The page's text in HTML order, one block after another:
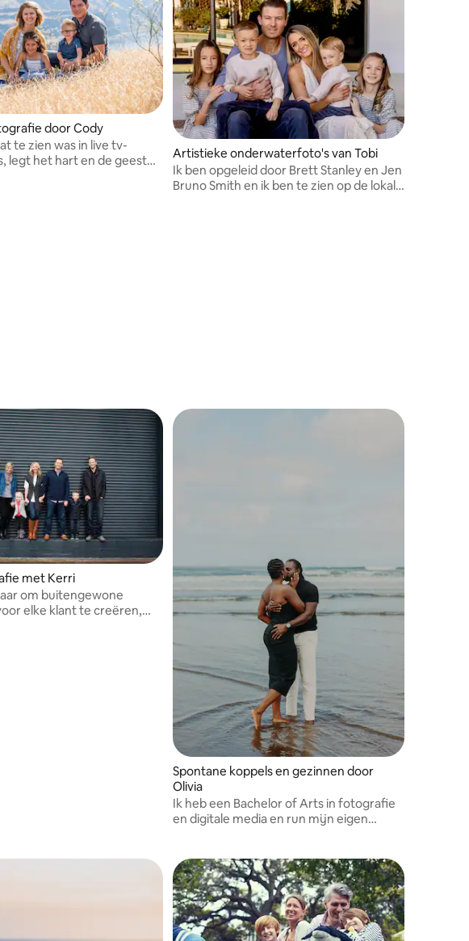
door Cody
te zien was in live tv-
legt het hart en de geest
Artistieke onderwaterfoto's van Tobi
Ik ben opgeleid door Brett Stanley en Jen
Bruno Smith en ik ben te zien op de lokale
met Kerri
om buitengewone
elke klant te creëren,
Spontane koppels en gezinnen door
Olivia
Ik heb een Bachelor of Arts in fotografie
en digitale media en run mijn eigen